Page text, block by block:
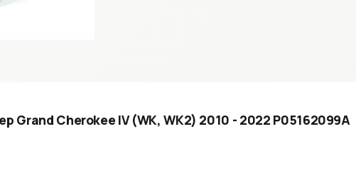
Grand Cherokee IV (WK, WK2) 2010 - 2022 P05162099A